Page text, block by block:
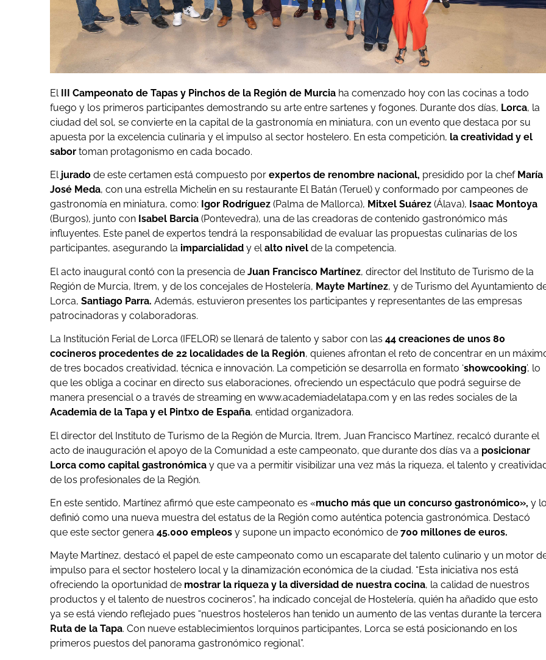
El III Campeonato de Tapas y Pinchos de la Región de Murcia ha comenzado hoy con las cocinas a todo
fuego y los primeros participantes demostrando su arte entre sartenes y fogones. Durante dos días, Lorca, la
ciudad del sol, se convierte en la capital de la gastronomía en miniatura, con un evento que destaca por su
apuesta por la excelencia culinaria y el impulso al sector hostelero. En esta competición, la creatividad y el
sabor toman protagonismo en cada bocado.
El jurado de este certamen está compuesto por expertos de renombre nacional, presidido por la chef María
José Meda, con una estrella Michelin en su restaurante El Batán (Teruel) y conformado por campeones de
gastronomía en miniatura, como: Igor Rodríguez (Palma de Mallorca), Mitxel Suárez (Álava), Isaac Montoya
(Burgos), junto con Isabel Barcia (Pontevedra), una de las creadoras de contenido gastronómico más
influyentes. Este panel de expertos tendrá la responsabilidad de evaluar las propuestas culinarias de los
participantes, asegurando la imparcialidad y elalto nivel de la competencia.
El acto inaugural contó con la presencia de Juan Francisco Martínez, director del Instituto de Turismo de la
Región de Murcia, Itrem, y de los concejales de Hostelería, Mayte Martínez, y de Turismo del Ayuntamiento
Lorca, Santiago Parra. Además, estuvieron presentes los participantes y representantes de las empresas
patrocinadoras y colaboradoras.
La Institución Ferial de Lorca (IFELOR) se llenará de talento y sabor con las 44 creaciones de unos 80
cocineros procedentes de 22 localidades de la Región, quienes afrontan el reto de concentrar en un
de tres bocados creatividad, técnica e innovación. La competición se desarrolla en formato ‘showcooking’, lo
que les obliga a cocinar en directo sus elaboraciones, ofreciendo un espectáculo que podrá seguirse de
manera presencial o a través de streaming en www.academiadelatapa.com y en las redes sociales de la
Academia de la Tapa y el Pintxo de España, entidad organizadora.
El director del Instituto de Turismo de la Región de Murcia, Itrem, Juan Francisco Martínez, recalcó durante el
acto de inauguración el apoyo de la Comunidad a este campeonato, que durante dos días va a posicionar
Lorca como capital gastronómica y que va a permitir visibilizar una vez más la riqueza, el talento y
de los profesionales de la Región.
En este sentido, Martínez afirmó que este campeonato es «mucho más que un concurso gastronómico», y lo
definió como una nueva muestra del estatus de la Región como auténtica potencia gastronómica. Destacó
que este sector genera 45.000 empleos y supone un impacto económico de 700 millones de euros.
Mayte Martínez, destacó el papel de este campeonato como un escaparate del talento culinario y un motor
impulso para el sector hostelero local y la dinamización económica de la ciudad. “Esta iniciativa nos está
ofreciendo la oportunidad de mostrar la riqueza y la diversidad de nuestra cocina, la calidad de nuestros
productos y el talento de nuestros cocineros”, ha indicado concejal de Hostelería, quién ha añadido que esto
ya se está viendo reflejado pues “nuestros hosteleros han tenido un aumento de las ventas durante la tercera
Ruta de la Tapa. Con nueve establecimientos lorquinos participantes, Lorca se está posicionando en los
primeros puestos del panorama gastronómico regional”.